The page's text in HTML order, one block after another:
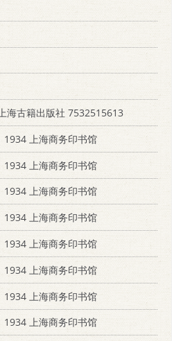
海古籍出版社 7532515613
1934 上海商务印书馆
1934 上海商务印书馆
1934 上海商务印书馆
1934 上海商务印书馆
1934 上海商务印书馆
1934 上海商务印书馆
1934 上海商务印书馆
1934 上海商务印书馆